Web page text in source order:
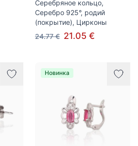
Серебряное кольцо,
Серебро 925°, родий
(покрытие), Цирконы
24.77 € 21.05 €
Новинка